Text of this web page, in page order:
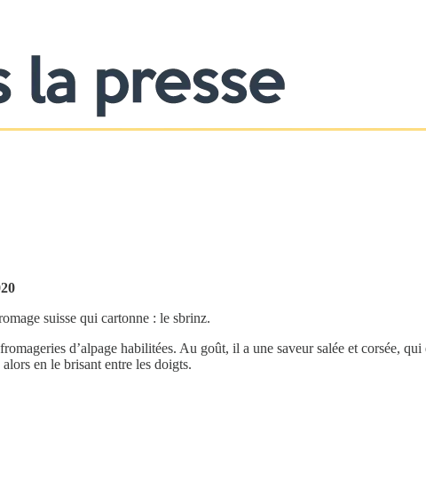
suisse qui cartonne : le sbrinz.
d’alpage habilitées. Au goût, il a une saveur salée et corsée,
en le brisant entre les doigts.